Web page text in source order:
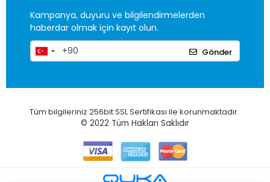
Kampanya, duyuru ve bilgilendirmelerden
haberdar olmak için kayıt olun.
Gönder
Tüm bilgileriniz 256bit SSL Sertifikası ile korunmaktadır.
© 2022 Tüm Hakları Saklıdır